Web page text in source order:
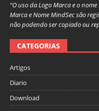
“O uso da Logo Marca e o
Marca e Nome MindSec são
não podendo ser copiado ou
CATEGORIAS
Artigos
Diario
Download